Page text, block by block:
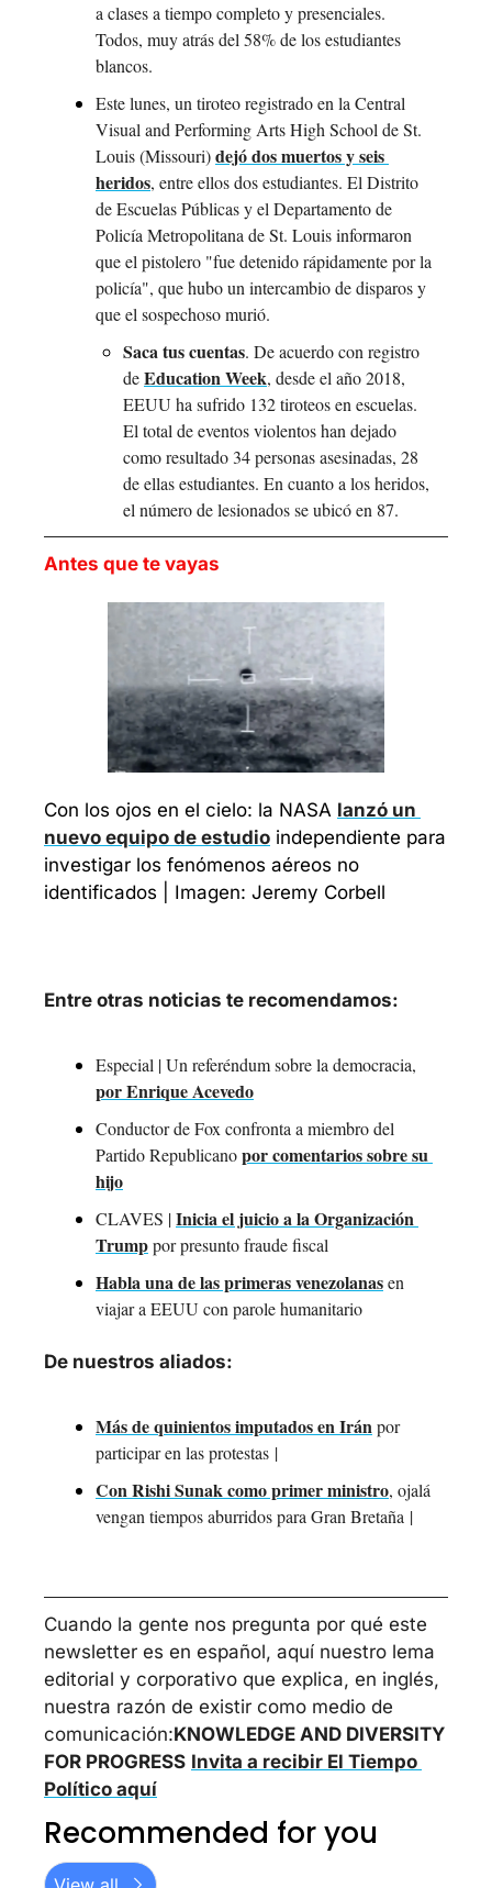
a clases a tiempo completo y presenciales.
Todos, muy atrás del 58% de los estudiantes
blancos.
Este lunes, un tiroteo registrado en la Central
Visual and Performing Arts High School de St.
Louis (Missouri) dejó dos muertos y seis
heridos, entre ellos dos estudiantes. El Distrito
de Escuelas Públicas y el Departamento de
Policía Metropolitana de St. Louis informaron
que el pistolero "fue detenido rápidamente por la
policía", que hubo un intercambio de disparos y
que el sospechoso murió.
Saca tus cuentas. De acuerdo con registro
de Education Week, desde el año 2018,
EEUU ha sufrido 132 tiroteos en escuelas.
El total de eventos violentos han dejado
como resultado 34 personas asesinadas, 28
de ellas estudiantes. En cuanto a los heridos,
el número de lesionados se ubicó en 87.
Antes que te vayas
Con los ojos en el cielo: la NASA lanzó un
nuevo equipo de estudio independiente para
investigar los fenómenos aéreos no
identificados | Imagen: Jeremy Corbell
Entre otras noticias te recomendamos:
por Enrique Acevedo
Conductor de Fox confronta a miembro del
Partido Republicano por comentarios sobre su
hijo
CLAVES | Inicia el juicio a la Organización
Trump por presunto fraude fiscal
Habla una de las primeras venezolanas en
viajar a EEUU con parole humanitario
De nuestros aliados:
Más de quinientos imputados en Irán por
participar en las protestas |
Con Rishi Sunak como primer ministro, ojalá
vengan tiempos aburridos para Gran Bretaña |
Cuando la gente nos pregunta por qué este
newsletter es en español, aquí nuestro lema
editorial y corporativo que explica, en inglés,
nuestra razón de existir como medio de
comunicación:KNOWLEDGE AND DIVERSITY
FOR PROGRESS Invita a recibir El Tiempo
Político aquí
Recommended for you